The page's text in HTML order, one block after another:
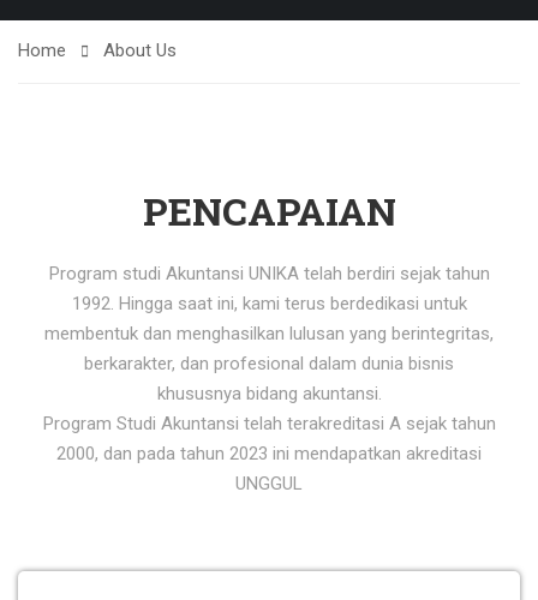
Home About Us
PENCAPAIAN
Program studi Akuntansi UNIKA telah berdiri sejak tahun
1992. Hingga saat ini, kami terus berdedikasi untuk
membentuk dan menghasilkan lulusan yang berintegritas,
berkarakter, dan profesional dalam dunia bisnis
khususnya bidang akuntansi.
Program Studi Akuntansi telah terakreditasi A sejak tahun
2000, dan pada tahun 2023 ini mendapatkan akreditasi
UNGGUL